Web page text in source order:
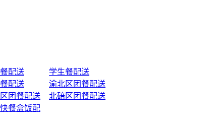
配送
学生餐配送
配送
渝北区团餐配送
团餐配送
北碚区团餐配送
餐盒饭配